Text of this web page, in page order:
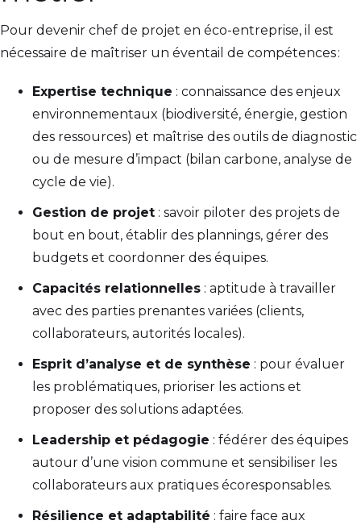
Pour devenir chef de projet en éco-entreprise, il est
nécessaire de maîtriser un éventail de compétences :
Expertise technique : connaissance des enjeux
environnementaux (biodiversité, énergie, gestion
des ressources) et maîtrise des outils de diagnostic
ou de mesure d’impact (bilan carbone, analyse de
cycle de vie).
Gestion de projet : savoir piloter des projets de
bout en bout, établir des plannings, gérer des
budgets et coordonner des équipes.
Capacités relationnelles : aptitude à travailler
avec des parties prenantes variées (clients,
collaborateurs, autorités locales).
Esprit d’analyse et de synthèse : pour évaluer
les problématiques, prioriser les actions et
proposer des solutions adaptées.
Leadership et pédagogie : fédérer des équipes
autour d’une vision commune et sensibiliser les
collaborateurs aux pratiques écoresponsables.
Résilience et adaptabilité : faire face aux